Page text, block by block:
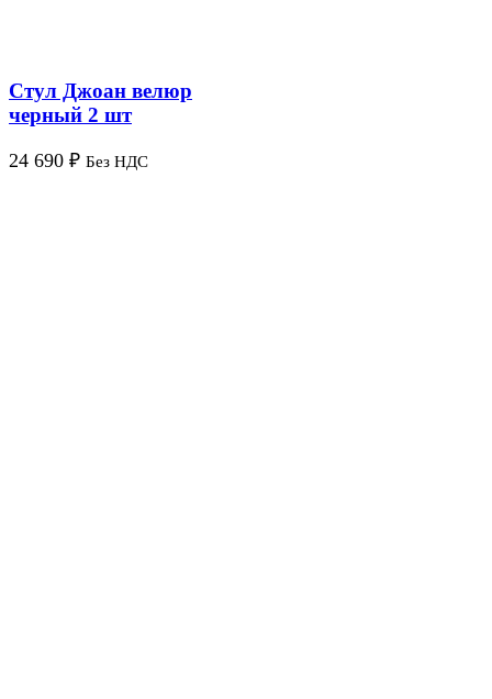
Стул Джоан велюр
черный 2 шт
24 690 ₽ Без НДС